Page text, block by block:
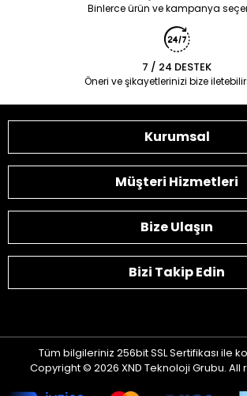
Binlerce ürün ve kampanya
7 / 24 DESTEK
Öneri ve şikayetlerinizi bize
Kurumsal
Müşteri Hizmetleri
Bize Ulaşın
Bizi Takip Edin
Tüm bilgileriniz 256bit SSL Sertifikası ile
Copyright © 2026 XND Teknoloji Grubu. All